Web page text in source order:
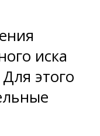
иска
этого